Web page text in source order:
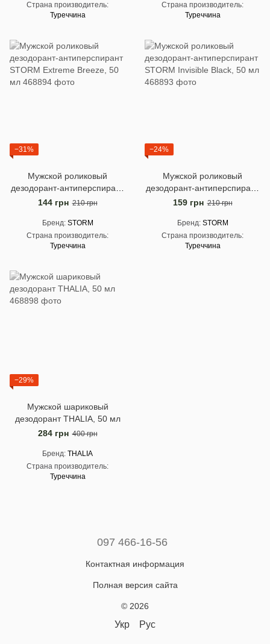
Страна производитель
Туреччина
Страна производитель
Туреччина
−31%
Мужской роликовый
дезодорант-антиперспирант
STORM Extreme Breeze, 50
144 грн 210 грн
Бренд STORM
Страна производитель
Туреччина
−24%
Мужской роликовый
дезодорант-антиперспирант
STORM Invisible Black, 50 мл
159 грн 210 грн
Бренд STORM
Страна производитель
Туреччина
−29%
Мужской шариковый
дезодорант THALIA, 50 мл
284 грн 400 грн
Бренд THALIA
Страна производитель
Туреччина
097 466-16-56
Контактная информация
Полная версия сайта
© 2026
Укр Рус